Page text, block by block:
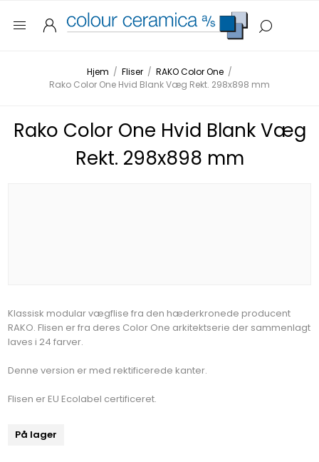
Hjem / Fliser / RAKO Color One /
Rako Color One Hvid Blank Væg Rekt. 298x898 mm
Rako Color One Hvid Blank Væg
Rekt. 298x898 mm
Klassisk modular vægflise fra den hæderkronede producent
RAKO. Flisen er fra deres Color One arkitektserie der sammenlagt
laves i 24 farver.
Denne version er med rektificerede kanter.
Flisen er EU Ecolabel certificeret.
På lager